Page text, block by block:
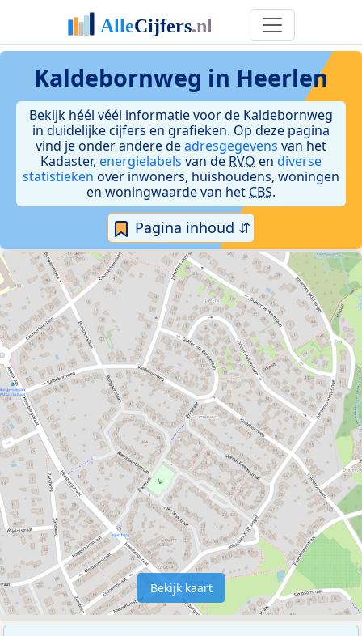
Kaldebornweg in Heerlen
Bekijk héél véél informatie voor de Kaldebornweg
in duidelijke cijfers en grafieken. Op deze pagina
vind je onder andere deadresgegevens van het
Kadaster, energielabels van de RVO en diverse
statistieken over inwoners, huishoudens, woningen
en woningwaarde van het CBS.
Pagina inhoud ⇵
Bekijk kaart